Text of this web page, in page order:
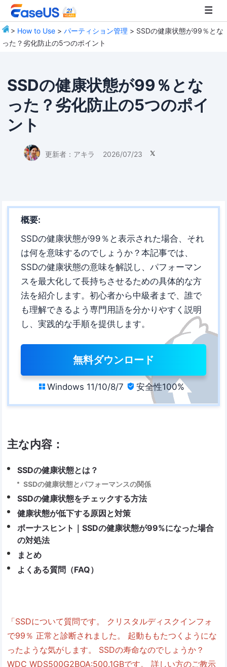
> How to Use >パーティション管理 > SSDの健康状態が99％とな
った？劣化防止の5つのポイント
SSDの健康状態が99％とな
った？劣化防止の5つのポイ
ント
更新者： アキラ 2026/07/23 
概要:
SSDの健康状態が99％と表示された場合、それ
は何を意味するのでしょうか？本記事では、
SSDの健康状態の意味を解説し、パフォーマン
スを最大化して長持ちさせるための具体的な方
法を紹介します。初心者から中級者まで、誰で
も理解できるよう専門用語を分かりやすく説明
し、実践的な手順を提供します。
無料ダウンロード
 Windows 11/10/8/7  安全性100%
主な内容：
SSDの健康状態とは？
SSDの健康状態とパフォーマンスの関係
SSDの健康状態をチェックする方法
健康状態が低下する原因と対策
ボーナスヒント｜SSDの健康状態が99%になった場合
の対処法
まとめ
よくある質問（FAQ）
「SSDについて質問です。 クリスタルディスクインフォ
で99％ 正常と診断されました。 起動ももたつくようにな
ったような気がします。 SSDの寿命なのでしょうか？
WDC WDS500G2BOA:500.1GBです。 詳しい方のご教示